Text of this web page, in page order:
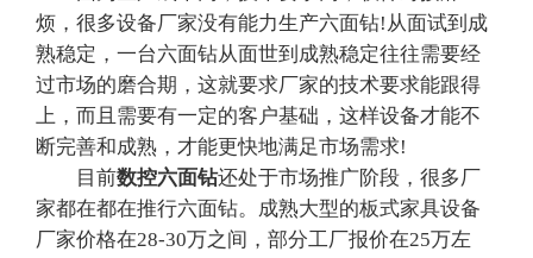
烦，很多设备厂家没有能力生产六面钻!从面试到成
熟稳定，一台六面钻从面世到成熟稳定往往需要经
过市场的磨合期，这就要求厂家的技术要求能跟得
上，而且需要有一定的客户基础，这样设备才能不
断完善和成熟，才能更快地满足市场需求!
目前数控六面钻还处于市场推广阶段，很多厂
家都在都在推行六面钻。成熟大型的板式家具设备
厂家价格在28-30万之间，部分工厂报价在25万左